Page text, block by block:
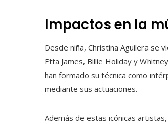
Impactos en la
Desde niña, Christina Aguilera se
Etta James, Billie Holiday y
han formado su técnica como
mediante sus actuaciones.
Además de estas icónicas